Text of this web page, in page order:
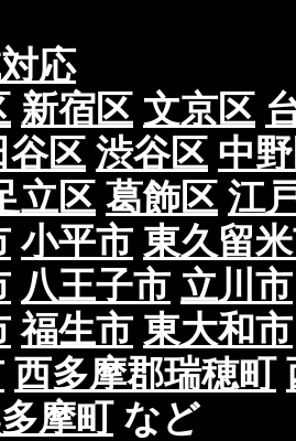
応
新宿区 文京区
谷区 渋谷区 中
立区 葛飾区 江
小平市 東久留
八王子市 立川市
福生市 東大和市
西多摩郡瑞穂町
摩町など